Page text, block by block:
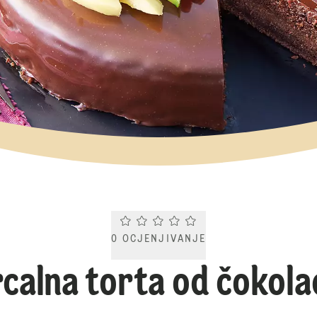
Current rating 0.0. Click to rate.
0 OCJENJIVANJE
torta od